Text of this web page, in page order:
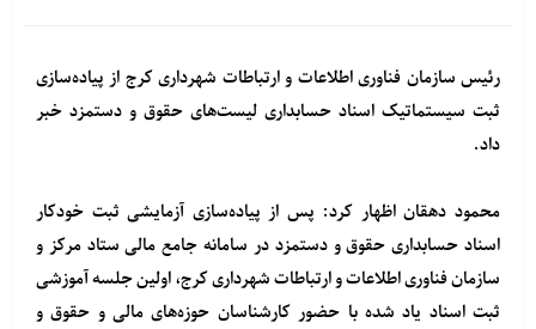
رئیس سازمان فناوری اطلاعات و ارتباطات شهرداری کرج از پیاده‌سازی
ثبت سیستماتیک اسناد حسابداری لیست‌های حقوق و دستمزد خبر
داد.
محمود دهقان اظهار کرد: پس از پیاده‌سازی آزمایشی ثبت خودکار
اسناد حسابداری حقوق و دستمزد در سامانه جامع مالی ستاد مرکز و
سازمان فناوری اطلاعات و ارتباطات شهرداری کرج، اولین جلسه آموزشی
ثبت اسناد یاد شده با حضور کارشناسان حوزه‌های مالی و حقوق و